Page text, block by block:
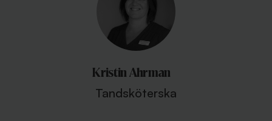
Kristin Ahrman
Tandsköterska